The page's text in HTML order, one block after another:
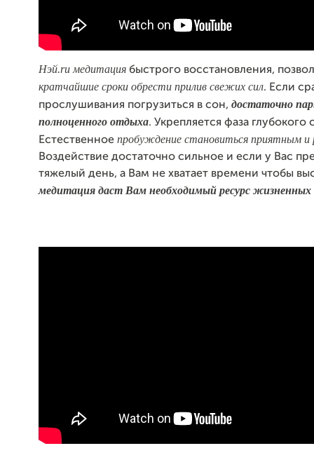
Нэй.ru медитация быстрого восстановления,
кратчайшие сроки обрести прилив свежих сил. Если
прослушивания погрузиться в сон, достаточно
полноценного отдыха. Укрепляется фаза глубокого
Естественное пробуждение становиться приятным
Воздействие достаточно сильное и если у Вас
тяжелый день, а Вам не хватает времени чтобы
медитация даст Вам необходимый ресурс жизненных